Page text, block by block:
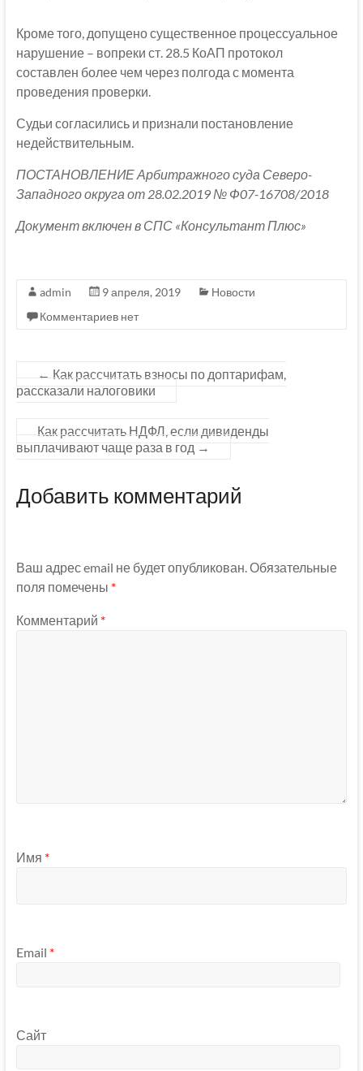
Кроме того, допущено существенное процессуальное
нарушение – вопреки ст. 28.5 КоАП протокол
составлен более чем через полгода с момента
проведения проверки.
Судьи согласились и признали постановление
недействительным.
ПОСТАНОВЛЕНИЕ Арбитражного суда Северо-
Западного округа от 28.02.2019 № Ф07-16708/2018
Документ включен в СПС «Консультант Плюс»
admin 9 апреля, 2019
Новости
Комментариев нет
← Как рассчитать взносы по доптарифам,
рассказали налоговики
Как рассчитать НДФЛ, если дивиденды
выплачивают чаще раза в год →
Добавить комментарий
Ваш адрес email не будет опубликован. Обязательные
поля помечены *
Комментарий *
Имя *
Email *
Сайт